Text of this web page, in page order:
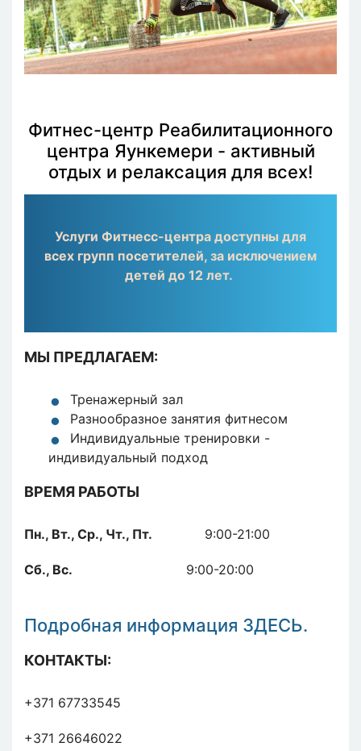
Фитнес-центр Реабилитационного
центра Яункемери - активный
отдых и релаксация для всех!
Услуги Фитнесс-центра доступны для
всех групп посетителей, за исключением
детей до 12 лет.
МЫ ПРЕДЛАГАЕМ:
Тренажерный зал
Разнообразное занятия фитнесом
Индивидуальные тренировки -
индивидуальный подход
ВРЕМЯ РАБОТЫ
Пн., Вт., Ср., Чт., Пт. 9:00-21:00
Сб., Вс. 9:00-20:00
Подробная информация ЗДЕСЬ.
КОНТАКТЫ:
+371 67733545
+371 26646022